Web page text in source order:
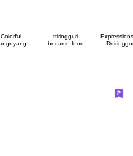
Colorful
ttiringguri
became food